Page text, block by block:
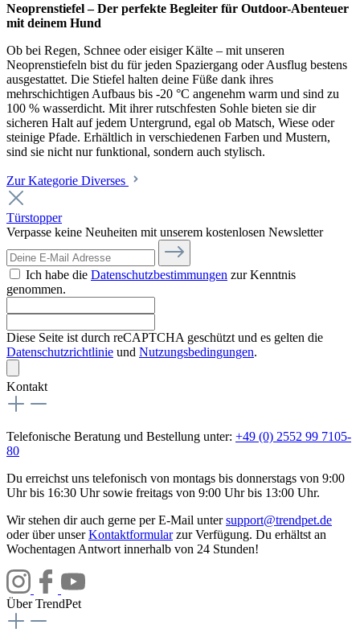
Neoprenstiefel – Der perfekte Begleiter für Outdoor-Abenteuer
mit deinem Hund
Ob bei Regen, Schnee oder eisiger Kälte – mit unseren
Neoprenstiefeln bist du für jeden Spaziergang oder Ausflug bestens
ausgestattet. Die Stiefel halten deine Füße dank ihres
mehrschichtigen Aufbaus bis -20 °C angenehm warm und sind zu
100 % wasserdicht. Mit ihrer rutschfesten Sohle bieten sie dir
sicheren Halt auf jedem Untergrund, egal ob Matsch, Wiese oder
steinige Pfade. Erhältlich in verschiedenen Farben und Mustern,
sind sie nicht nur funktional, sondern auch stylisch.
Zur Kategorie Diverses
Türstopper
Verpasse keine Neuheiten mit unserem kostenlosen Newsletter
Ich habe die Datenschutzbestimmungen zur Kenntnis
genommen.
Diese Seite ist durch reCAPTCHA geschützt und es gelten die
Datenschutzrichtlinie und Nutzungsbedingungen.
Kontakt
Telefonische Beratung und Bestellung unter: +49 (0) 2552 99 7105-
80
Du erreichst uns telefonisch von montags bis donnerstags von 9:00
Uhr bis 16:30 Uhr sowie freitags von 9:00 Uhr bis 13:00 Uhr.
Wir stehen dir auch gerne per E-Mail untersupport@trendpet.de
oder über unserKontaktformularzur Verfügung. Du erhältst an
Wochentagen Antwort innerhalb von 24 Stunden!
Über TrendPet